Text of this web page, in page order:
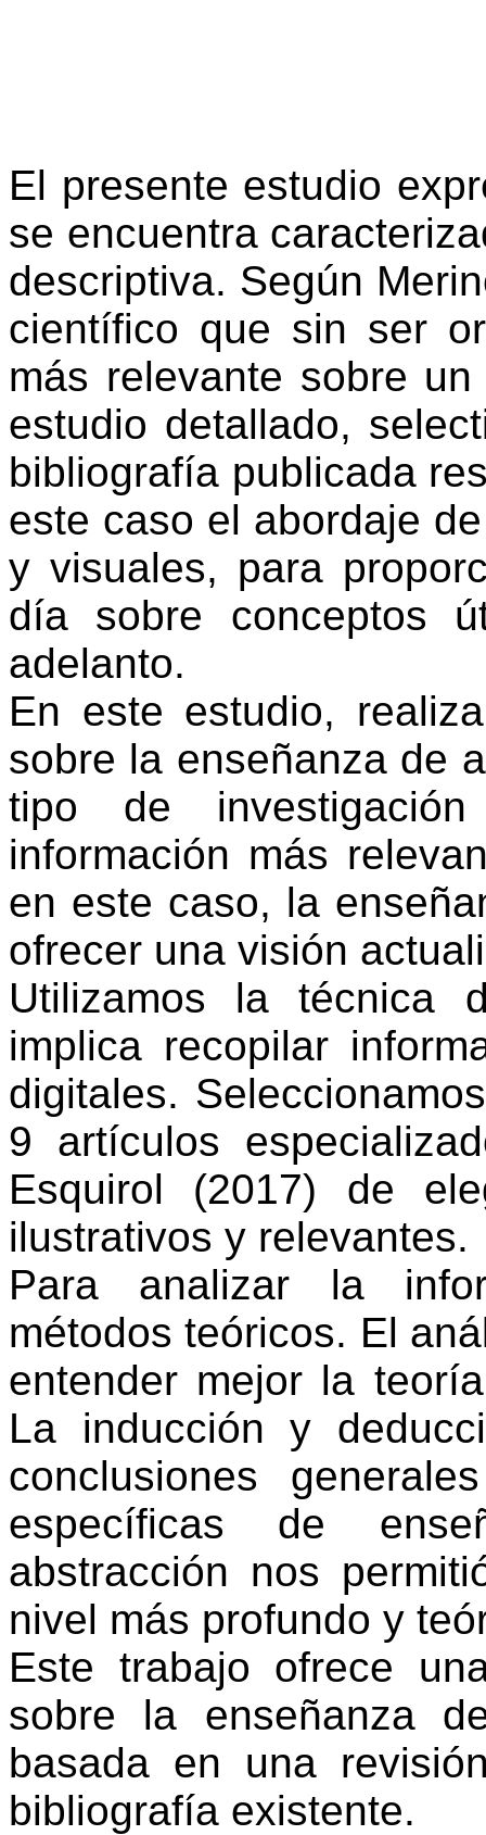
El presente estudio
se encuentra
descriptiva. Según
científico que sin ser
más relevante sobre
estudio detallado,
bibliografía publicada
este caso el abordaje
y visuales, para
día sobre conceptos
adelanto.
En este estudio,
sobre la enseñanza de
tipo de
información más
en este caso, la
ofrecer una visión
Utilizamos la técnica
implica recopilar
digitales.
9 artículos
Esquirol (2017) de
ilustrativos y relevantes.
Para analizar la
métodos teóricos. El
entender mejor la
La inducción y
conclusiones
específicas de
abstracción nos
nivel más profundo y
Este trabajo ofrece
sobre la enseñanza
basada en una
bibliografía existente.